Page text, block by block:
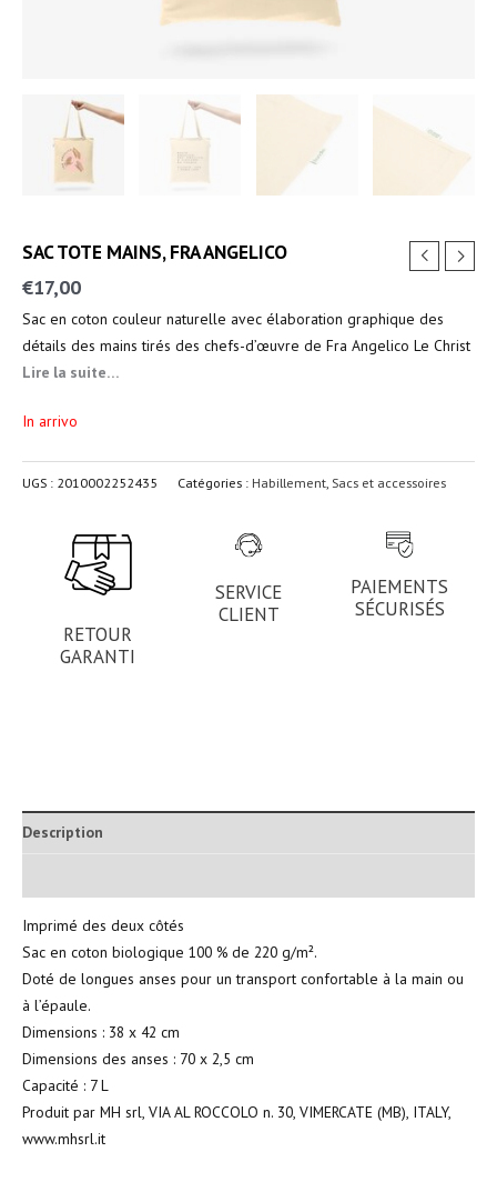
SAC TOTE MAINS, FRA ANGELICO
€17,00
Sac en coton couleur naturelle avec élaboration graphique des
détails des mains tirés des chefs-d’œuvre de Fra Angelico Le Christ
aux outrages et L’Annonciation.
Lire la suite…
In arrivo
UGS : 2010002252435 Catégories : Habillement,Sacs et accessoires
RETOUR
GARANTI
SERVICE
CLIENT
PAIEMENTS
SÉCURISÉS
Description
Imprimé des deux côtés
Sac en coton biologique 100 % de 220 g/m².
Doté de longues anses pour un transport confortable à la main ou
à l’épaule.
Dimensions : 38 x 42 cm
Dimensions des anses : 70 x 2,5 cm
Capacité : 7 L
Produit par MH srl, VIA AL ROCCOLO n. 30, VIMERCATE (MB), ITALY,
www.mhsrl.it